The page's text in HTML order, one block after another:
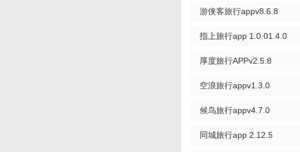
3. 安全保障：对酒店、景区
【马腿旅行APP玩法】
1. 下载并注册：在应用商店
2. 输入需求：在首页输入您
3. 预订服务：选择您需要的
游侠客旅行appv8.6.8
指上旅行app 1.0.01.4.0
厚度旅行APPv2.5.8
空浪旅行appv1.3.0
候鸟旅行appv4.7.0
同城旅行app 2.12.5